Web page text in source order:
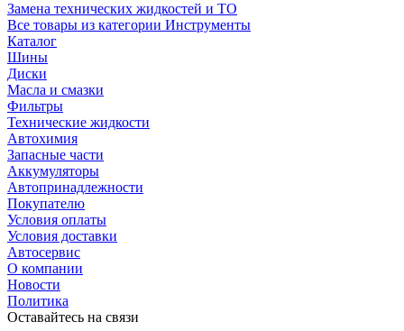
Замена технических жидкостей и ТО
Все товары из категории Инструменты
Каталог
Шины
Диски
Масла и смазки
Фильтры
Технические жидкости
Автохимия
Запасные части
Аккумуляторы
Автопринадлежности
Покупателю
Условия оплаты
Условия доставки
Автосервис
О компании
Новости
Политика
Оставайтесь на связи